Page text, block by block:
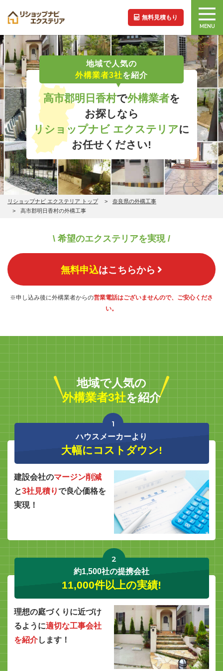
無料見積もり
MENU
地域で人気の
外構業者3社を紹介
高市郡明日香村で外構業者を
お探しなら
リショップナビ エクステリアに
お任せください!
リショップナビ エクステリア トップ
奈良県の外構工事
高市郡明日香村の外構工事
\ 希望のエクステリアを実現 /
無料申込はこちらから
※申し込み後に外構業者からの営業電話はございませんので、ご安心くださ
い。
地域で人気の
外構業者3社を紹介
1
ハウスメーカーより
大幅にコストダウン!
建設会社のマージン削減
と3社見積りで良心価格を
実現！
2
約1,500社の提携会社
11,000件以上の実績!
理想の庭づくりに近づけ
るように適切な工事会社
を紹介します！